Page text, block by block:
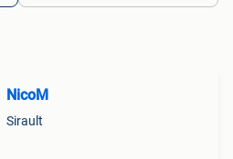
NicoM
Sirault